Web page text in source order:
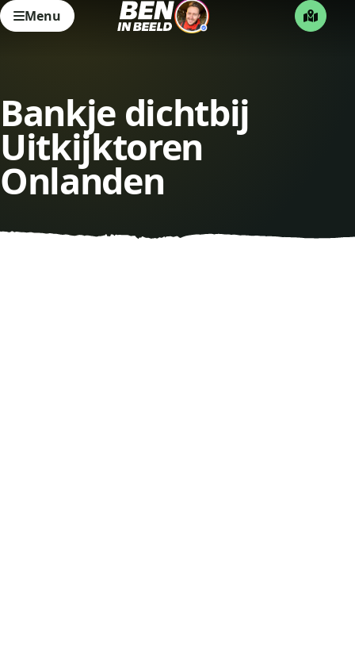
Menu
Bankje dichtbij
Uitkijktoren
Onlanden